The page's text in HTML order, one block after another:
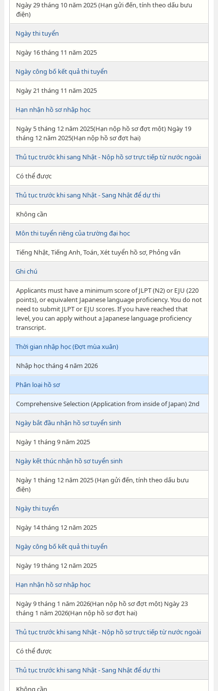
Ngày 29 tháng 10 năm 2025 (Hạn gửi đến, tính theo dấu bưu
điện)
Ngày thi tuyển
Ngày 16 tháng 11 năm 2025
Ngày công bố kết quả thi tuyển
Ngày 21 tháng 11 năm 2025
Hạn nhận hồ sơ nhập học
Ngày 5 tháng 12 năm 2025(Hạn nộp hồ sơ đợt một) Ngày 19
tháng 12 năm 2025(Hạn nộp hồ sơ đợt hai)
Thủ tục trước khi sang Nhật - Nộp hồ sơ trực tiếp từ nước ngoài
Có thể được
Thủ tục trước khi sang Nhật - Sang Nhật để dự thi
Không cần
Môn thi tuyển riêng của trường đại học
Tiếng Nhật, Tiếng Anh, Toán, Xét tuyển hồ sơ, Phỏng vấn
Ghi chú
Applicants must have a minimum score of JLPT (N2) or EJU (220
points), or equivalent Japanese language proficiency. You do not
need to submit JLPT or EJU scores. If you have reached that
level, you can apply without a Japanese language proficiency
transcript.
Thời gian nhập học (Đợt mùa xuân)
Nhập học tháng 4 năm 2026
Phân loại hồ sơ
Comprehensive Selection (Application from inside of Japan) 2nd
Ngày bắt đầu nhận hồ sơ tuyển sinh
Ngày 1 tháng 9 năm 2025
Ngày kết thúc nhận hồ sơ tuyển sinh
Ngày 1 tháng 12 năm 2025 (Hạn gửi đến, tính theo dấu bưu
điện)
Ngày thi tuyển
Ngày 14 tháng 12 năm 2025
Ngày công bố kết quả thi tuyển
Ngày 19 tháng 12 năm 2025
Hạn nhận hồ sơ nhập học
Ngày 9 tháng 1 năm 2026(Hạn nộp hồ sơ đợt một) Ngày 23
tháng 1 năm 2026(Hạn nộp hồ sơ đợt hai)
Thủ tục trước khi sang Nhật - Nộp hồ sơ trực tiếp từ nước ngoài
Có thể được
Thủ tục trước khi sang Nhật - Sang Nhật để dự thi
Không cần